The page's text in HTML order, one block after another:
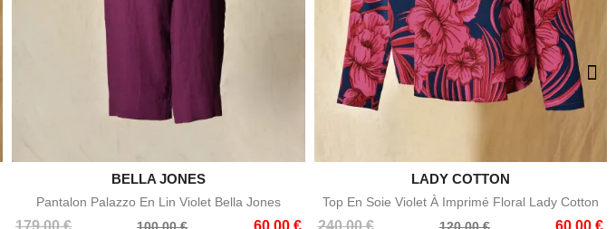
Aperçu rapide
BELLA JONES
Pantalon Palazzo En Lin Violet Bella Jones
179,00 €
Prix
100,00 € 60,00 €
Prix
Aperçu rapide
LADY COTTON
Top En Soie Violet À Imprimé Floral Lady Cotton
240,00 €
Prix
120,00 € 60,00 €
Prix